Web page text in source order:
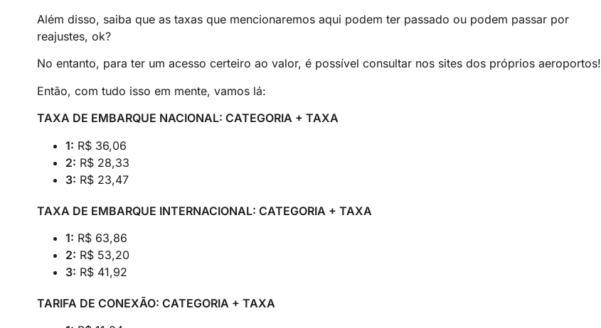
Além disso, saiba que as taxas que mencionaremos aqui podem ter passado ou podem passar por
reajustes, ok?
No entanto, para ter um acesso certeiro ao valor, é possível consultar nos sites dos próprios aeroportos!
Então, com tudo isso em mente, vamos lá:
TAXA DE EMBARQUE NACIONAL: CATEGORIA + TAXA
1: R$ 36,06
2: R$ 28,33
3: R$ 23,47
TAXA DE EMBARQUE INTERNACIONAL: CATEGORIA + TAXA
1: R$ 63,86
2: R$ 53,20
3: R$ 41,92
TARIFA DE CONEXÃO: CATEGORIA + TAXA